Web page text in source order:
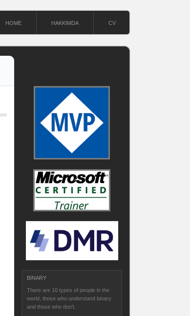
HOME HAKKIMDA CV
BINARY
There are 10 types of people in the
world, those who understand binary
and those who don't.